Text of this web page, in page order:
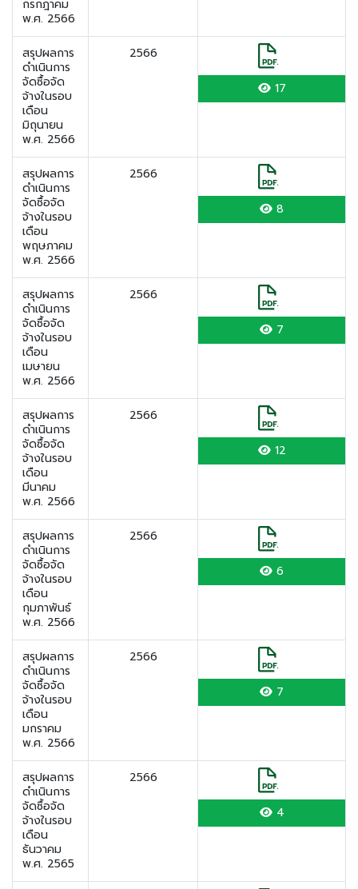
กรกฎาคม
พ.ศ. 2566
สรุปผลการ
ดำเนินการ
จัดซื้อจัด
จ้างในรอบ
เดือน
มิถุนายน
พ.ศ. 2566
2566
17
สรุปผลการ
ดำเนินการ
จัดซื้อจัด
จ้างในรอบ
เดือน
พฤษภาคม
พ.ศ. 2566
2566
8
สรุปผลการ
ดำเนินการ
จัดซื้อจัด
จ้างในรอบ
เดือน
เมษายน
พ.ศ. 2566
2566
7
สรุปผลการ
ดำเนินการ
จัดซื้อจัด
จ้างในรอบ
เดือน
มีนาคม
พ.ศ. 2566
2566
12
สรุปผลการ
ดำเนินการ
จัดซื้อจัด
จ้างในรอบ
เดือน
กุมภาพันธ์
พ.ศ. 2566
2566
6
สรุปผลการ
ดำเนินการ
จัดซื้อจัด
จ้างในรอบ
เดือน
มกราคม
พ.ศ. 2566
2566
7
สรุปผลการ
ดำเนินการ
จัดซื้อจัด
จ้างในรอบ
เดือน
ธันวาคม
พ.ศ. 2565
2566
4